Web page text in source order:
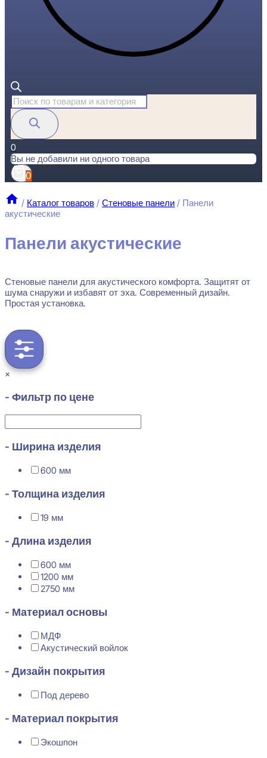
Поиск
товаров
0
Вы не добавили ни одного товара
0
/ Каталог товаров / Стеновые панели / Панели
акустические
Панели акустические
Стеновые панели для акустического комфорта. Защитят от
шума снаружи и избавят от эха. Современный дизайн.
Простая установка.
×
- Фильтр по цене
- Ширина изделия
600 мм
- Толщина изделия
19 мм
- Длина изделия
600 мм
1200 мм
2750 мм
- Материал основы
МДФ
Акустический войлок
- Дизайн покрытия
Под дерево
- Материал покрытия
Экошпон